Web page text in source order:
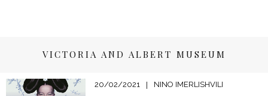
VICTORIA AND ALBERT MUSEUM
20/02/2021 NINO IMERLISHVILI